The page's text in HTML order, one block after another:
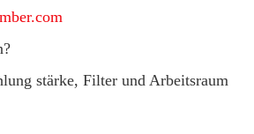
stärke, Filter und Arbeitsraum